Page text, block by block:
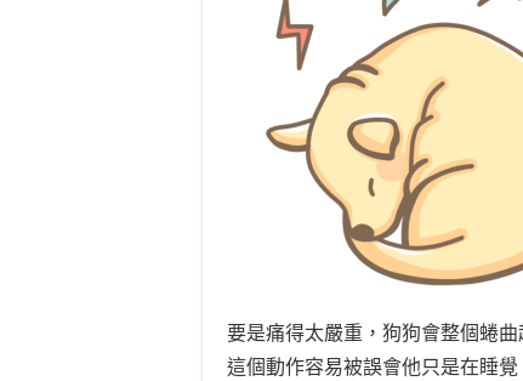
要是痛得太嚴重，狗狗會整個蜷
這個動作容易被誤會他只是在睡覺